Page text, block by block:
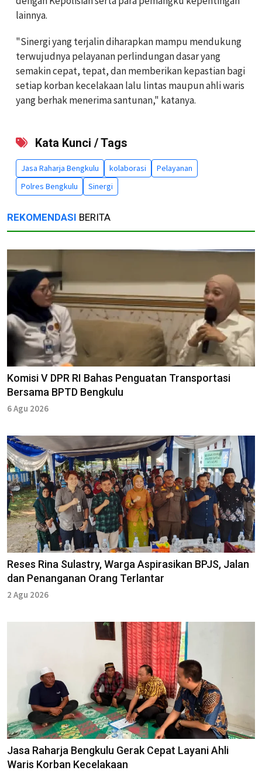
lainnya.
"Sinergi yang terjalin diharapkan mampu mendukung
terwujudnya pelayanan perlindungan dasar yang
semakin cepat, tepat, dan memberikan kepastian bagi
setiap korban kecelakaan lalu lintas maupun ahli waris
yang berhak menerima santunan," katanya.
Kata Kunci / Tags
Jasa Raharja Bengkulu kolaborasi
Pelayanan
Polres Bengkulu
Sinergi
REKOMENDASI BERITA
Komisi V DPR RI Bahas Penguatan Transportasi
Bersama BPTD Bengkulu
6 Agu 2026
Reses Rina Sulastry, Warga Aspirasikan BPJS, Jalan
dan Penanganan Orang Terlantar
2 Agu 2026
Jasa Raharja Bengkulu Gerak Cepat Layani Ahli
Waris Korban Kecelakaan